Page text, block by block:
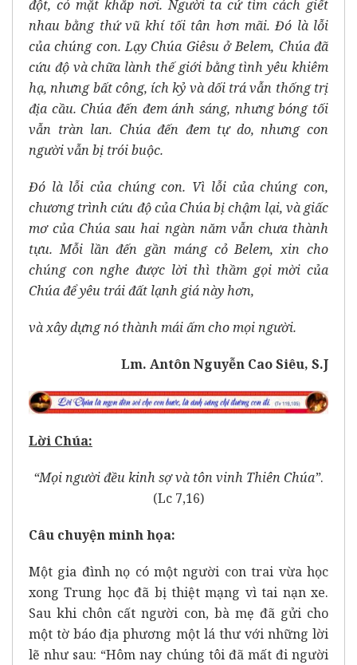
đột, có mặt khắp nơi.Người ta cứ tìm cách giết
nhau bằng thứ vũ khí tối tân hơn mãi.Đó là lỗi
của chúng con.Lạy Chúa Giêsu ở Belem, Chúa đã
cứu độ và chữa lành thế giới bằng tình yêu khiêm
hạ,nhưng bất công, ích kỷ và dối trá vẫn thống trị
địa cầu.Chúa đến đem ánh sáng, nhưng bóng tối
vẫn tràn lan. Chúa đến đem tự do, nhưng con
người vẫn bị trói buộc.
Đó là lỗi của chúng con. Vì lỗi của chúng con,
chương trình cứu độ của Chúa bị chậm lại, và giấc
mơ của Chúa sau hai ngàn năm vẫn chưa thành
tựu.Mỗi lần đến gần máng cỏ Belem,xin cho
chúng con nghe được lời thì thầm gọi mời của
Chúađể yêu trái đất lạnh giá này hơn,
và xây dựng nó thành mái ấm cho mọi người.
Lm. Antôn Nguyễn Cao Siêu, S.J
Lời Chúa:
“Mọi người đều kinh sợ và tôn vinh Thiên Chúa”.
(Lc 7,16)
Câu chuyện minh họa:
Một gia đình nọ có một người con trai vừa học
xong Trung học đã bị thiệt mạng vì tai nạn xe.
Sau khi chôn cất người con, bà mẹ đã gửi cho
một tờ báo địa phương một lá thư với những lời
lẽ như sau: “Hôm nay chúng tôi đã mất đi người